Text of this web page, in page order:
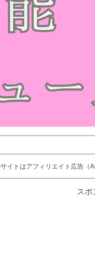
サイトはアフィリエイト広告（
スポ